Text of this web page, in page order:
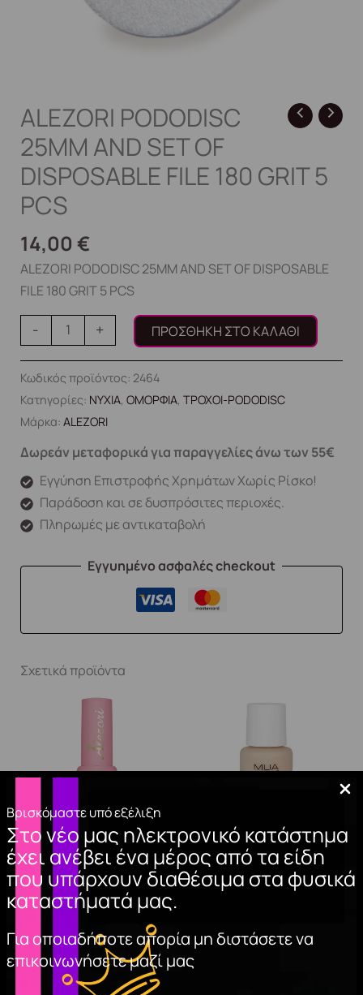
Βρισκόμαστε υπό εξέλιξη
Στο νέο μας ηλεκτρονικό κατάστημα
έχει ανέβει ένα μέρος από τα είδη
που υπάρχουν διαθέσιμα στα φυσικά
καταστήματά μας.
Για οποιαδήποτε απορία μη διστάσετε να
επικοινωνήσετε μαζί μας
ALEZORI PODODISC
25MM AND SET OF
DISPOSABLE FILE 180 GRIT 5
PCS
14,00 €
ALEZORI PODODISC 25MM AND SET OF DISPOSABLE
FILE 180 GRIT 5 PCS
- + ΠΡΟΣΘΉΚΗ ΣΤΟ ΚΑΛΆΘΙ
Κωδικός προϊόντος: 2464
Κατηγορίες: ΝΥΧΙΑ, ΟΜΟΡΦΙΑ, ΤΡΟΧΟΙ-PODODISC
Μάρκα: ALEZORI
Δωρεάν μεταφορικά για παραγγελίες άνω των 55€
Εγγύηση Επιστροφής Χρημάτων Χωρίς Ρίσκο!
Παράδοση και σε δυσπρόσιτες περιοχές.
Πληρωμές με αντικαταβολή
Εγγυημένο ασφαλές checkout
Σχετικά προϊόντα
BASE COAT A&G
HYBRID 15ml.
10,00€
ΠΡΟΣΘΉΚΗ
ΣΤΟ ΚΑΛΆΘΙ
MUA PRO/BASE
MATTE FINISH
10,99€